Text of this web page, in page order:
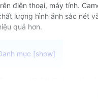
điện thoại, máy tính.
lượng hình ảnh sắc nét
quả hơn.
với độ phân giải 2K